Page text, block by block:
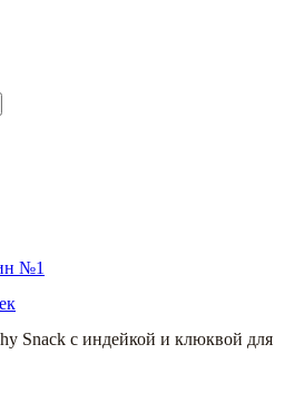
№1
Snack с индейкой и клюквой для